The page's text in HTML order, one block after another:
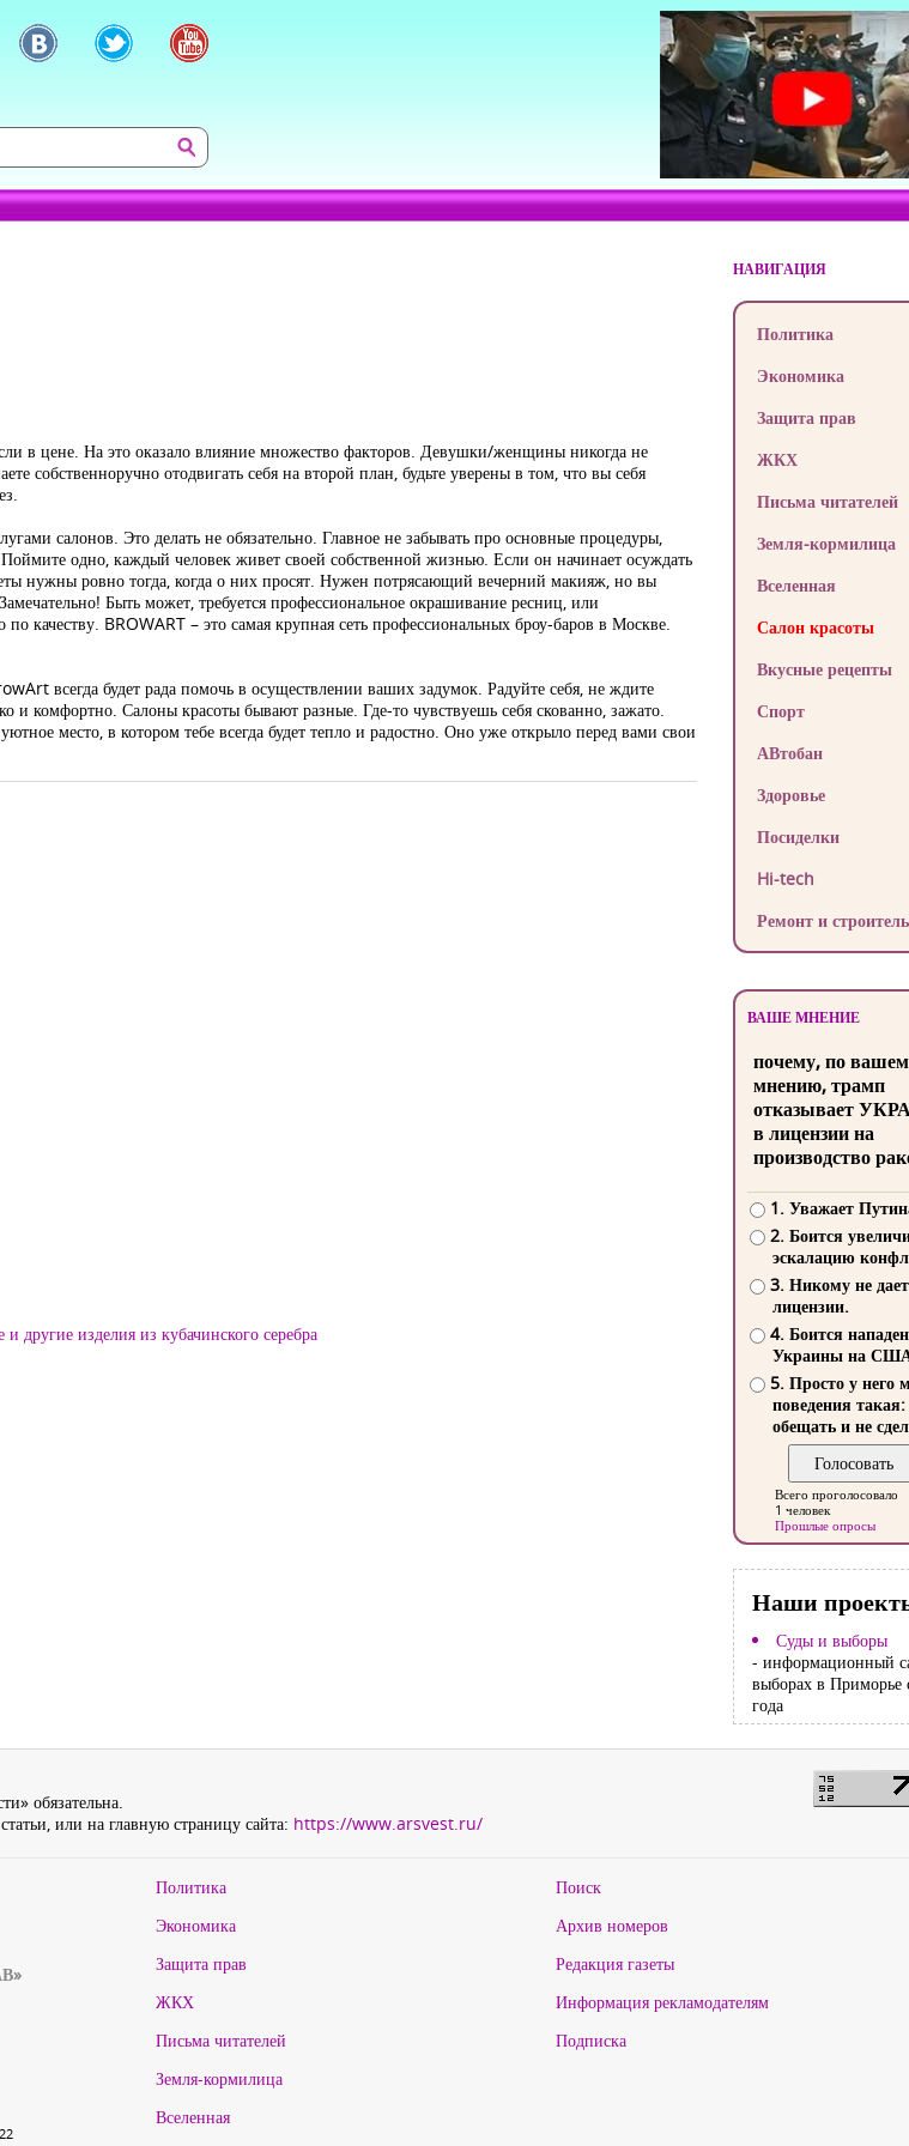
в цене. На это оказало влияние множество факторов. Девушки/женщины никогда не
собственноручно отодвигать себя на второй план, будьте уверены в том, что вы себя
салонов. Это делать не обязательно. Главное не забывать про основные процедуры,
одно, каждый человек живет своей собственной жизнью. Если он начинает осуждать
нужны ровно тогда, когда о них просят. Нужен потрясающий вечерний макияж, но вы
Быть может, требуется профессиональное окрашивание ресниц, или
качеству. BROWART – это самая крупная сеть профессиональных броу-баров в Москве.
всегда будет рада помочь в осуществлении ваших задумок. Радуйте себя, не ждите
и комфортно. Салоны красоты бывают разные. Где-то чувствуешь себя скованно, зажато.
место, в котором тебе всегда будет тепло и радостно. Оно уже открыло перед вами свои
другие изделия из кубачинского серебра
НАВИГАЦИЯ
Политика
Экономика
Защита прав
ЖКХ
Письма читателей
Земля-кормилица
Вселенная
Салон красоты
Вкусные рецепты
Спорт
АВтобан
Здоровье
Посиделки
Hi-tech
Ремонт и
ВАШЕ МНЕНИЕ
почему, по
мнению, трамп
отказывает
в лицензии на
производство
1. Уважает
2. Боится
эскалацию
3. Никому не
лицензии.
4. Боится
Украины на
5. Просто у него
поведения такая:
обещать и не
Всего проголосовало
1 человек
Прошлые опросы
Наши
Суды и выборы
- информационный
выборах в Приморье
года
обязательна.
или на главную страницу сайта: https://www.arsvest.ru/
Политика
Экономика
Защита прав
ЖКХ
Письма читателей
Земля-кормилица
Вселенная
Поиск
Архив номеров
Редакция газеты
Информация рекламодателям
Подписка